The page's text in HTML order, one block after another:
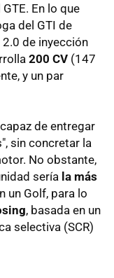
En lo que
del GTI de
de inyección
200 CV (147
y un par
de entregar
sin concretar la
No obstante,
sería la más
un Golf, para lo
, basada en un
selectiva (SCR)